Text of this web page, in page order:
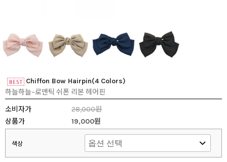
Chiffon Bow Hairpin(4 Colors)
하늘하늘~로맨틱 쉬폰 리본 헤어핀
소비자가
28,000원
상품가
19,000원
색상